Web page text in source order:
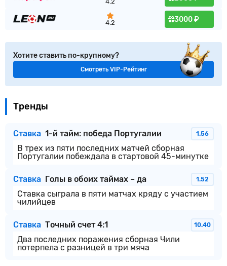
4.2 3000 ₽
Хотите ставить по-крупному?
Смотреть VIP-Рейтинг
Тренды
Ставка 1-й тайм: победа Португалии 1.56
В трех из пяти последних матчей сборная
Португалии побеждала в стартовой 45-минутке
Ставка Голы в обоих таймах – да 1.52
Ставка сыграла в пяти матчах кряду с участием
чилийцев
Ставка Точный счет 4:1 10.40
Два последних поражения сборная Чили
потерпела с разницей в три мяча